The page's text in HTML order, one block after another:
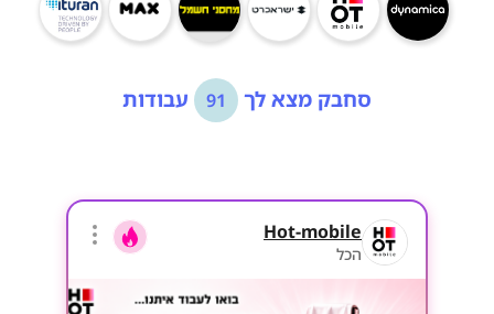
סחבק מצא לך 91 עבודות
Hot-mobile
הכל